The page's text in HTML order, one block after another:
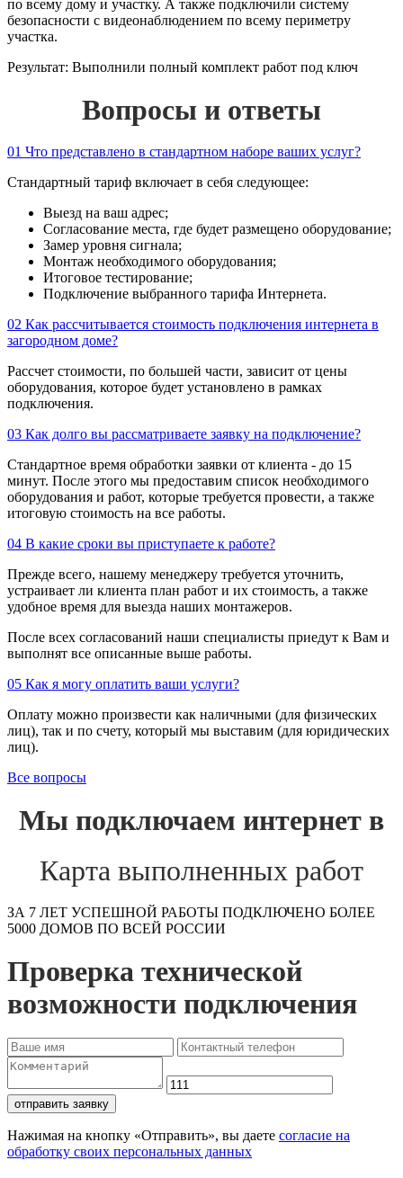
по всему дому и участку. А также подключили систему
безопасности с видеонаблюдением по всему периметру
участка.
Результат: Выполнили полный комплект работ под ключ
Вопросы и ответы
01 Что представлено в стандартном наборе ваших услуг?
Стандартный тариф включает в себя следующее:
Выезд на ваш адрес;
Согласование места, где будет размещено оборудование;
Замер уровня сигнала;
Монтаж необходимого оборудования;
Итоговое тестирование;
Подключение выбранного тарифа Интернета.
02 Как рассчитывается стоимость подключения интернета в
загородном доме?
Рассчет стоимости, по большей части, зависит от цены
оборудования, которое будет установлено в рамках
подключения.
03 Как долго вы рассматриваете заявку на подключение?
Стандартное время обработки заявки от клиента - до 15
минут. После этого мы предоставим список необходимого
оборудования и работ, которые требуется провести, а также
итоговую стоимость на все работы.
04 В какие сроки вы приступаете к работе?
Прежде всего, нашему менеджеру требуется уточнить,
устраивает ли клиента план работ и их стоимость, а также
удобное время для выезда наших монтажеров.
После всех согласований наши специалисты приедут к Вам и
выполнят все описанные выше работы.
05 Как я могу оплатить ваши услуги?
Оплату можно произвести как наличными (для физических
лиц), так и по счету, который мы выставим (для юридических
лиц).
Все вопросы
Мы подключаем интернет в
Карта выполненных работ
ЗА 7 ЛЕТ УСПЕШНОЙ РАБОТЫ ПОДКЛЮЧЕНО БОЛЕЕ
5000 ДОМОВ ПО ВСЕЙ РОССИИ
Проверка технической
возможности подключения
отправить заявку
Нажимая на кнопку «Отправить», вы даете согласие на
обработку своих персональных данных